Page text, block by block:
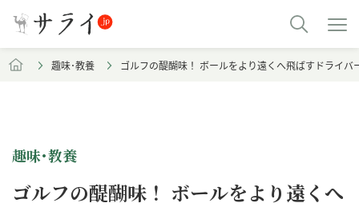
趣味･教養 ゴルフの醍醐味！ ボールをより遠くへ飛ばすドライ
趣味･教養
ゴルフの醍醐味！ ボールをより遠くへ